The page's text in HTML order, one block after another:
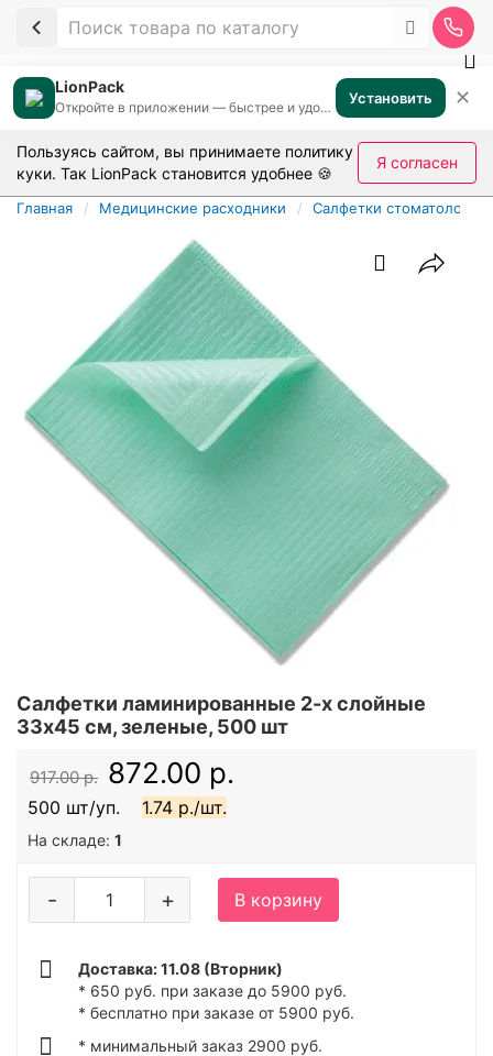
LionPack
Откройте в приложении — быстрее и удобнее Установить ✕
Пользуясь сайтом, вы принимаете политику
куки. Так LionPack становится удобнее 🍪
Я согласен
Главная Медицинские расходники Салфетки
Салфетки ламинированные 2-х слойные
33х45 см, зеленые, 500 шт
917.00 р. 872.00 р.
500 шт/уп. 1.74 р./шт.
На складе: 1
+
- В корзину
Доставка: 11.08 (Вторник)
* 650 руб. при заказе до 5900 руб.
* бесплатно при заказе от 5900 руб.
* минимальный заказ 2900 руб.